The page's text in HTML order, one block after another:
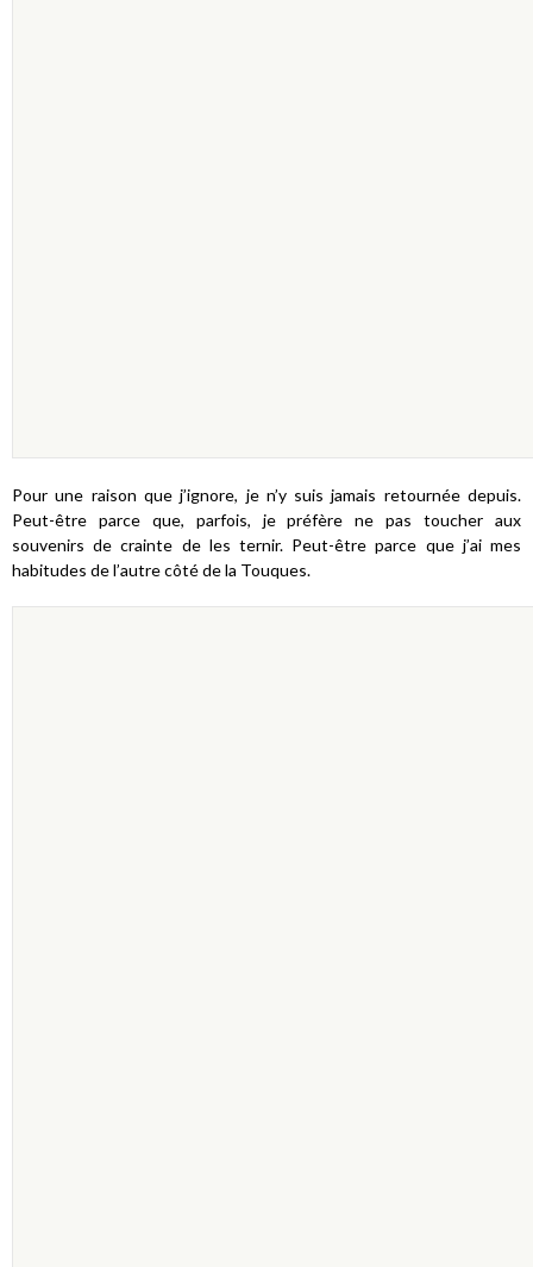
Pour une raison que j’ignore, je n’y suis jamais retournée depuis.
Peut-être parce que, parfois, je préfère ne pas toucher aux
souvenirs de crainte de les ternir. Peut-être parce que j’ai mes
habitudes de l’autre côté de la Touques.